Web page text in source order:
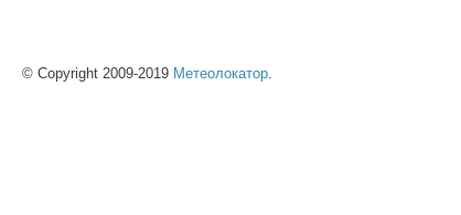
© Copyright 2009-2019 Метеолокатор